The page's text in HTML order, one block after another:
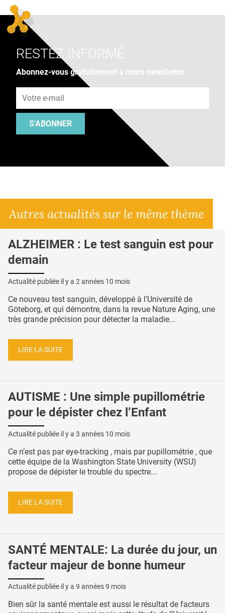
RESTEZ INFORMÉ
Abonnez-vous gratuitement à notre newsletter
S'ABONNER
Autres actualités sur le même thème
ALZHEIMER : Le test sanguin est pour
demain
Actualité publiée il y a 2 années 10 mois
Ce nouveau test sanguin, développé à l’Université de
Göteborg, et qui démontre, dans la revue Nature Aging, une
très grande précision pour détecter la maladie...
LIRE LA SUITE
AUTISME : Une simple pupillométrie
pour le dépister chez l’Enfant
Actualité publiée il y a 3 années 10 mois
Ce n’est pas par eye-tracking , mais par pupillométrie , que
cette équipe de la Washington State University (WSU)
propose de dépister le trouble du spectre...
LIRE LA SUITE
SANTÉ MENTALE: La durée du jour, un
facteur majeur de bonne humeur
Actualité publiée il y a 9 années 9 mois
Bien sûr la santé mentale est aussi le résultat de facteurs